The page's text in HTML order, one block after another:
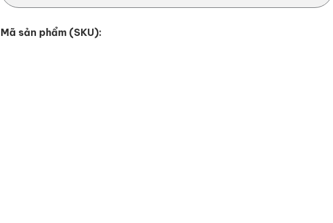
Mã sản phẩm (SKU):